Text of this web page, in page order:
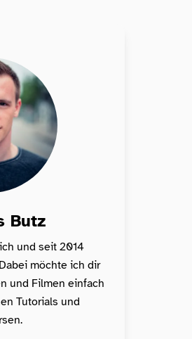
Butz
und seit 2014
möchte ich dir
und Filmen einfach
Tutorials und